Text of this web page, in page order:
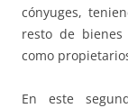
cónyuges,
resto de bienes
como
En este